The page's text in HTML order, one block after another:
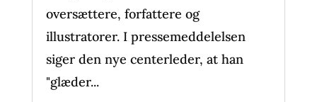
oversættere, forfattere og
illustratorer. I pressemeddelelsen
siger den nye centerleder, at han
"glæder...